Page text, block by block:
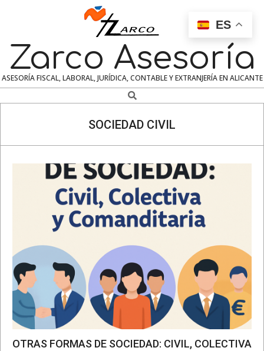
Zarco Asesoría
ASESORÍA FISCAL, LABORAL, JURÍDICA, CONTABLE Y EXTRANJERÍA EN ALICANTE
Search
SOCIEDAD CIVIL
OTRAS FORMAS DE SOCIEDAD: CIVIL, COLECTIVA
ES